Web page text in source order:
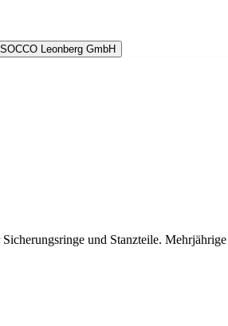
SOCCO Leonberg GmbH
und Stanzteile.